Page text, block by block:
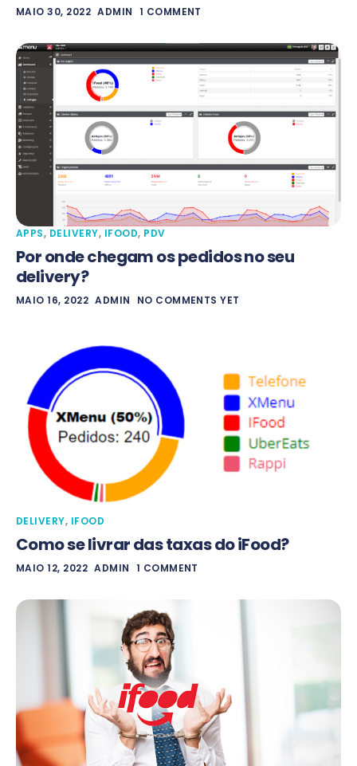
MAIO 30, 2022 ADMIN 1 COMMENT
APPS, DELIVERY, IFOOD, PDV
Por onde chegam os pedidos no seu
delivery?
MAIO 16, 2022 ADMIN NO COMMENTS YET
DELIVERY, IFOOD
Como se livrar das taxas do iFood?
MAIO 12, 2022 ADMIN 1 COMMENT